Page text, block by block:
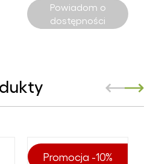
Powiadom o
dostępności
Promocja -10%